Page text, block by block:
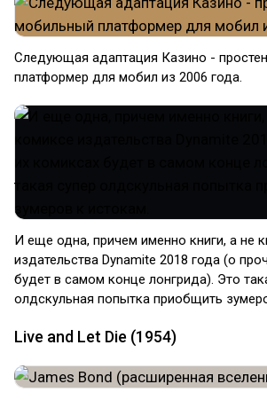
Следующая адаптация Казино -
платформер для мобил из 2006 года.
И еще одна, причем именно книги, а не
издательства Dynamite 2018 года (о
будет в самом конце лонгрида). Это
олдскульная попытка приобщить
Live and Let Die (1954)